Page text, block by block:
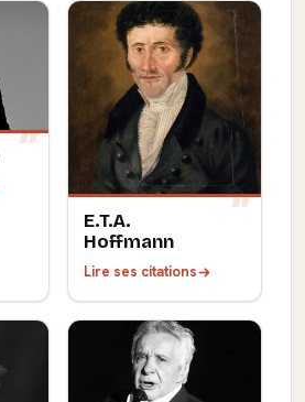
E.T.A.
Hoffmann
Lire ses citations